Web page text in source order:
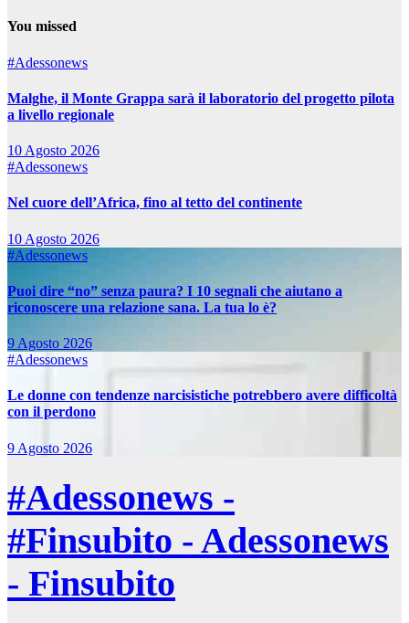
You missed
#Adessonews
Malghe, il Monte Grappa sarà il laboratorio del progetto pilota
a livello regionale
10 Agosto 2026
#Adessonews
Nel cuore dell’Africa, fino al tetto del continente
10 Agosto 2026
#Adessonews
Puoi dire “no” senza paura? I 10 segnali che aiutano a
riconoscere una relazione sana. La tua lo è?
9 Agosto 2026
#Adessonews
Le donne con tendenze narcisistiche potrebbero avere difficoltà
con il perdono
9 Agosto 2026
#Adessonews -
#Finsubito - Adessonews
- Finsubito